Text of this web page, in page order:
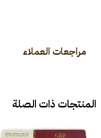
مراجعات العملاء
المنتجات ذات الصلة